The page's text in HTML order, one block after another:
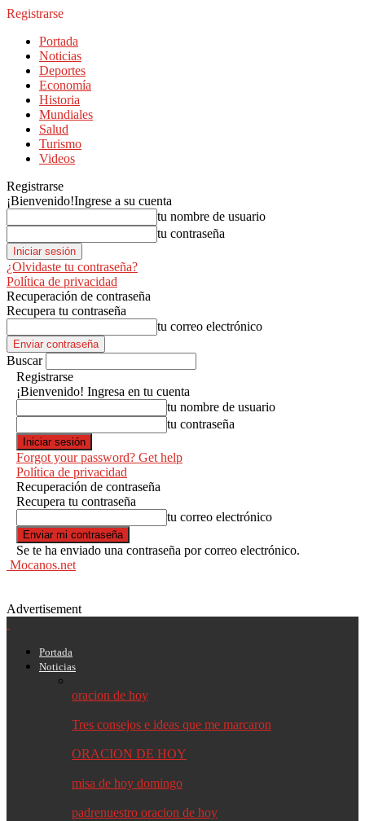
Registrarse
Portada
Noticias
Deportes
Economía
Historia
Mundiales
Salud
Turismo
Videos
Registrarse
¡Bienvenido!Ingrese a su cuenta
tu nombre de usuario
tu contraseña
¿Olvidaste tu contraseña?
Política de privacidad
Recuperación de contraseña
Recupera tu contraseña
tu correo electrónico
Buscar
Registrarse
¡Bienvenido! Ingresa en tu cuenta
tu nombre de usuario
tu contraseña
Forgot your password? Get help
Política de privacidad
Recuperación de contraseña
Recupera tu contraseña
tu correo electrónico
Se te ha enviado una contraseña por correo electrónico.
Mocanos.net
Advertisement
Portada
Noticias
oracion de hoy
Tres consejos e ideas que me marcaron
ORACION DE HOY
misa de hoy domingo
padrenuestro oracion de hoy